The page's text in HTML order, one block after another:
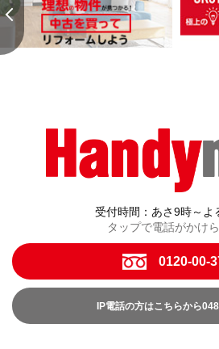
受付時間：あさ9時～よ
タップで電話がかけ
0120-00-
IP電話の方はこちらから